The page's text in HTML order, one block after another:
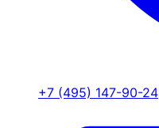
+7 (495) 147-90-24